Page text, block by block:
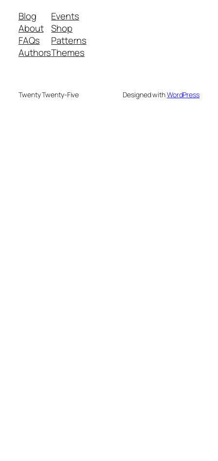
Blog
About
FAQs
Authors
Events
Shop
Patterns
Themes
Twenty Twenty-Five Designed withWordPress